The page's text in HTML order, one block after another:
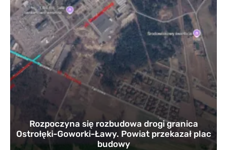
Rozpoczyna się rozbudowa drogi granica
Ostrołęki-Goworki-Ławy. Powiat przekazał plac
budowy